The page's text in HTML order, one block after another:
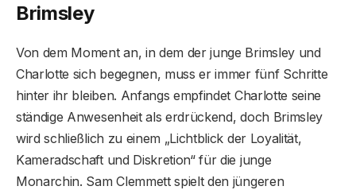
Brimsley
Von dem Moment an, in dem der junge Brimsley und
Charlotte sich begegnen, muss er immer fünf Schritte
hinter ihr bleiben. Anfangs empfindet Charlotte seine
ständige Anwesenheit als erdrückend, doch Brimsley
wird schließlich zu einem „Lichtblick der Loyalität,
Kameradschaft und Diskretion“ für die junge
Monarchin. Sam Clemmett spielt den jüngeren